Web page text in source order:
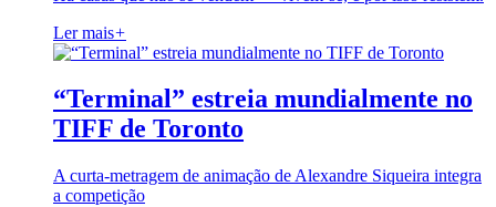
Ler mais+
“Terminal” estreia mundialmente no
TIFF de Toronto
A curta-metragem de animação de Alexandre Siqueira integra
a competição